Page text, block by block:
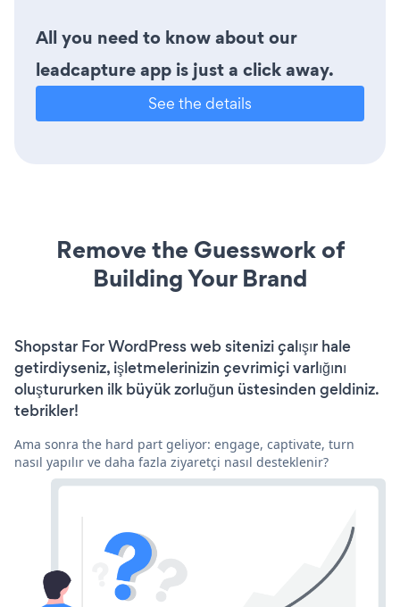
All you need to know about our
leadcapture app is just a click away.
See the details
Remove the Guesswork of
Building Your Brand
Shopstar For WordPress web sitenizi çalışır hale
getirdiyseniz, işletmelerinizin çevrimiçi varlığını
oluştururken ilk büyük zorluğun üstesinden geldiniz.
tebrikler!
Ama sonra the hard part geliyor: engage, captivate, turn
nasıl yapılır ve daha fazla ziyaretçi nasıl desteklenir?